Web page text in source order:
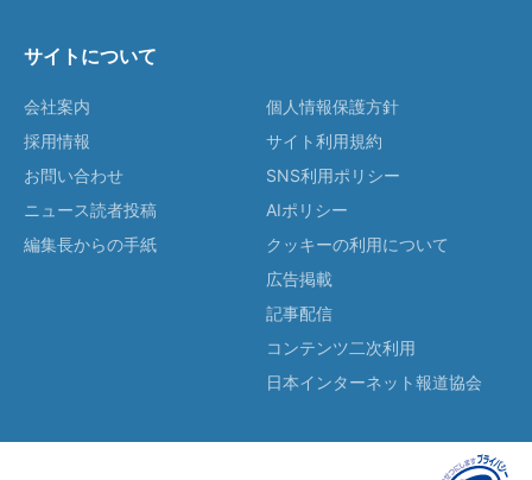
サイトについて
会社案内
採用情報
お問い合わせ
ニュース読者投稿
編集長からの手紙
個人情報保護方針
サイト利用規約
SNS利用ポリシー
AIポリシー
クッキーの利用について
広告掲載
記事配信
コンテンツ二次利用
日本インターネット報道協会